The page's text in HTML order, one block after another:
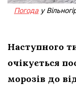
Погода у
Наступного
очікується
морозів до